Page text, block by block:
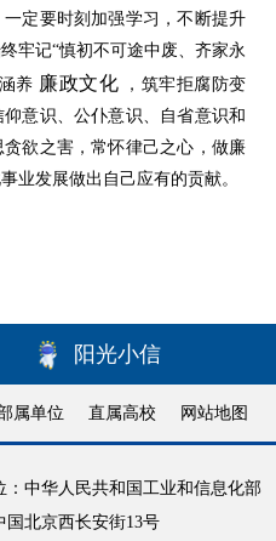
定要时刻加强学习，不断提升
牢记“慎初不可途中废、齐家永
养 廉政文化
，筑牢拒腐防变
意识、公仆意识、自省意识和
欲之害，常怀律己之心，做廉
业发展做出自己应有的贡献。
阳光小信
属单位 直属高校 网站地图
：中华人民共和国工业和信息化部
国北京西长安街13号